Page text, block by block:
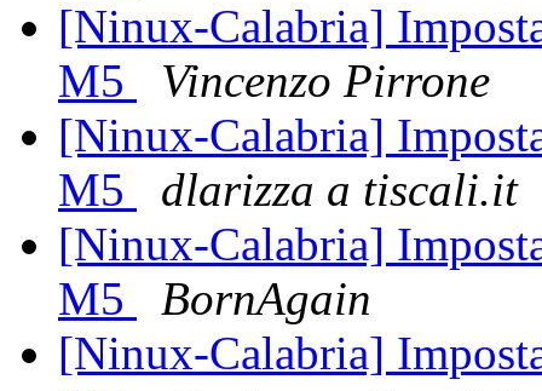
[Ninux-Calabria]
M5
Vincenzo Pirrone
[Ninux-Calabria]
M5
dlarizza a tiscali.it
[Ninux-Calabria]
M5
BornAgain
[Ninux-Calabria]